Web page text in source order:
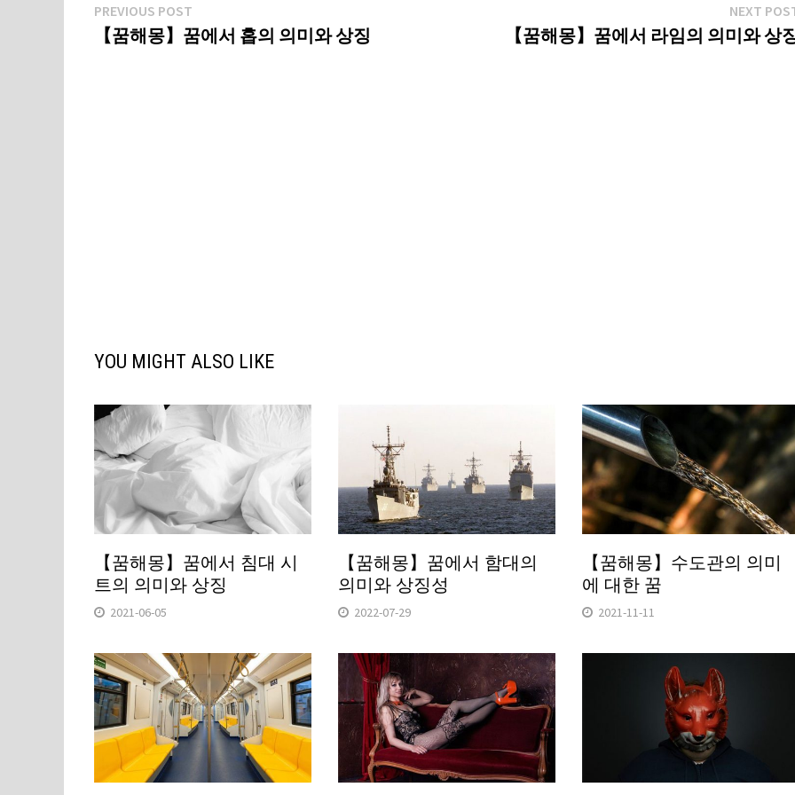
글
탐
PREVIOUS POST
post:
【꿈해몽】꿈에서 홉의 의미와 상징
NEXT
【꿈해몽】꿈에서 라임의 의미와 상
YOU MIGHT ALSO LIKE
【꿈해몽】꿈에서 침대 시
트의 의미와 상징
2021-06-05
【꿈해몽】꿈에서 함대의
의미와 상징성
2022-07-29
【꿈해몽】수도관의 의미
에 대한 꿈
2021-11-11